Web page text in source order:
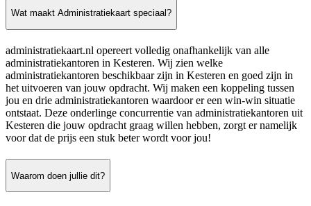
Wat maakt Administratiekaart speciaal?
administratiekaart.nl opereert volledig onafhankelijk van alle
administratiekantoren in Kesteren. Wij zien welke
administratiekantoren beschikbaar zijn in Kesteren en goed zijn in
het uitvoeren van jouw opdracht. Wij maken een koppeling tussen
jou en drie administratiekantoren waardoor er een win-win situatie
ontstaat. Deze onderlinge concurrentie van administratiekantoren uit
Kesteren die jouw opdracht graag willen hebben, zorgt er namelijk
voor dat de prijs een stuk beter wordt voor jou!
Waarom doen jullie dit?